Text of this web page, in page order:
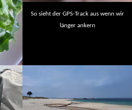
So sieht der GPS-Track aus wenn wir
länger ankern